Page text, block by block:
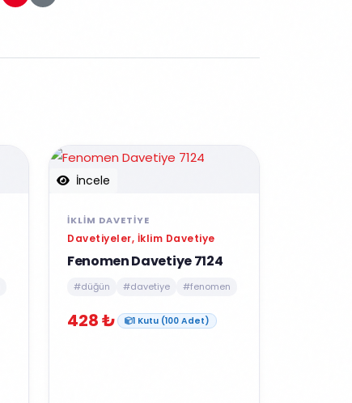
İncele
İKLIM DAVETIYE
Davetiyeler, İklim Davetiye
Fenomen Davetiye 7124
#düğün #davetiye #fenomen
428 ₺ 1 Kutu (100 Adet)